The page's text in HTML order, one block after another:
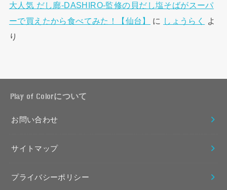
大人気 だし廊-DASHIRO-監修の貝だし塩そばがスーパ
ーで買えたから食べてみた！【仙台】
に しょうらく
よ
り
Play of Colorについて
お問い合わせ
サイトマップ
プライバシーポリシー